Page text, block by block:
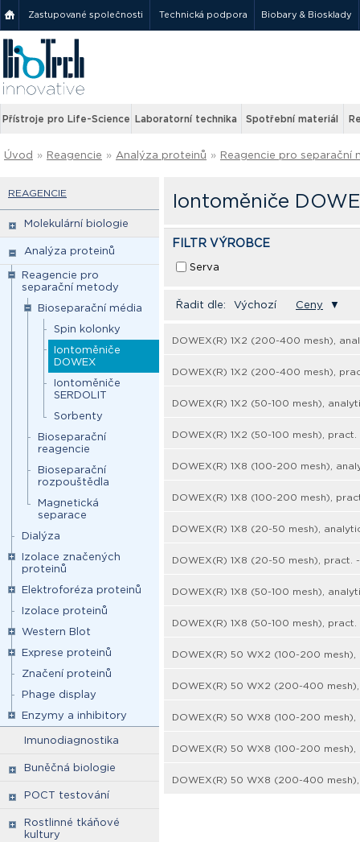
Zastupované společnosti Technická podpora Biobary & Biosklady
Přístroje pro Life-Science Laboratorní technika Spotřební materiál
Úvod » Reagencie » Analýza proteinů » Reagencie pro separační
REAGENCIE
Molekulární biologie
Analýza proteinů
Reagencie pro
separační metody
Bioseparační média
Spin kolonky
Iontoměniče
DOWEX
Iontoměniče
SERDOLIT
Sorbenty
Bioseparační
reagencie
Bioseparační
rozpouštědla
Magnetická
separace
Dialýza
Izolace značených
proteinů
Elektroforéza proteinů
Izolace proteinů
Western Blot
Exprese proteinů
Značení proteinů
Phage display
Enzymy a inhibitory
Imunodiagnostika
Buněčná biologie
POCT testování
Rostlinné tkáňové
kultury
Iontoměniče
FILTR VÝROBCE
Serva
Řadit dle: Výchozí Ceny ▼
DOWEX(R) 1X2 (200-400 mesh),
DOWEX(R) 1X2 (200-400 mesh),
DOWEX(R) 1X2 (50-100 mesh),
DOWEX(R) 1X2 (50-100 mesh),
DOWEX(R) 1X8 (100-200 mesh),
DOWEX(R) 1X8 (100-200 mesh),
DOWEX(R) 1X8 (20-50 mesh),
DOWEX(R) 1X8 (20-50 mesh), pract.
DOWEX(R) 1X8 (50-100 mesh),
DOWEX(R) 1X8 (50-100 mesh),
DOWEX(R) 50 WX2 (100-200
DOWEX(R) 50 WX2 (200-400
DOWEX(R) 50 WX8 (100-200
DOWEX(R) 50 WX8 (100-200
DOWEX(R) 50 WX8 (200-400